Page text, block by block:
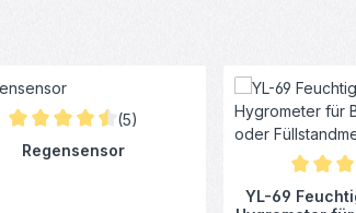
5 Sternen
Durchschnittliche Bewertung von 4.6 von 5
(5)
Regensensor
YL-69